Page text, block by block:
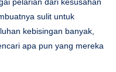
sulit untuk
kebisingan banyak,
apa pun yang mereka